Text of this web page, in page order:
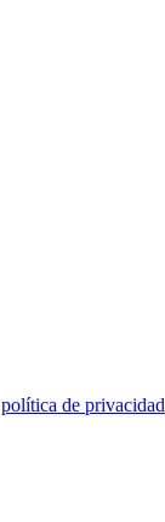
política de privacidad